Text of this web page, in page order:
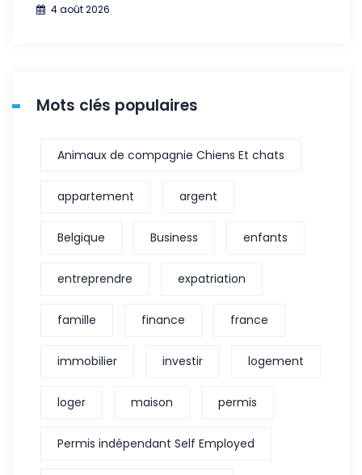
4 août 2026
Mots clés populaires
Animaux de compagnie Chiens Et chats
appartement argent
Belgique Business enfants
entreprendre expatriation
famille finance france
immobilier investir logement
loger maison permis
Permis indépendant Self Employed